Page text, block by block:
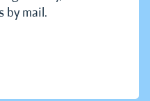
by mail.